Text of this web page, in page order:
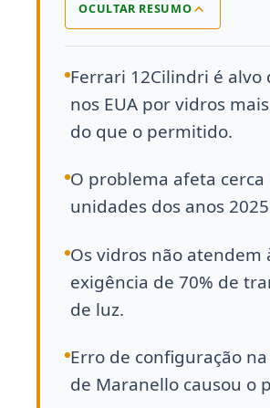
OCULTAR RESUMO
Ferrari 12Cilindri é alvo
nos EUA por vidros
do que o permitido.
O problema afeta cerca
unidades dos anos
Os vidros não atendem
exigência de 70% de
de luz.
Erro de configuração
de Maranello causou o